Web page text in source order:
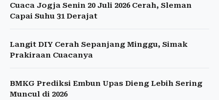
Cuaca Jogja Senin 20 Juli 2026 Cerah, Sleman
Capai Suhu 31 Derajat
Langit DIY Cerah Sepanjang Minggu, Simak
Prakiraan Cuacanya
BMKG Prediksi Embun Upas Dieng Lebih Sering
Muncul di 2026